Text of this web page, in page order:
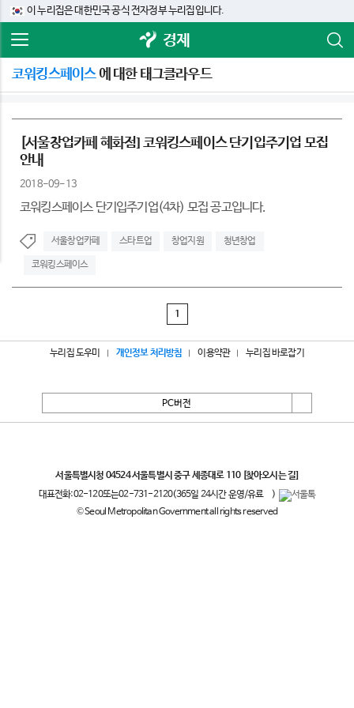
이 누리집은 대한민국 공식 전자정부 누리집입니다.
경제
코워킹스페이스에 대한 태그클라우드
[서울창업카페 혜화점] 코워킹스페이스 단기입주기업 모집
안내
2018-09-13
코워킹스페이스 단기입주기업(4차) 모집 공고입니다.
서울창업카페 스타트업 창업지원 청년창업
코워킹스페이스
1
누리집 도우미 개인정보 처리방침 이용약관 누리집 바로잡기
PC버전
서울특별시청 04524 서울특별시 중구 세종대로 110 [찾아오시는 길]
대표전화:02-120또는02-731-2120(365일 24시간 운영/유료
)
© Seoul Metropolitan Government all rights reserved